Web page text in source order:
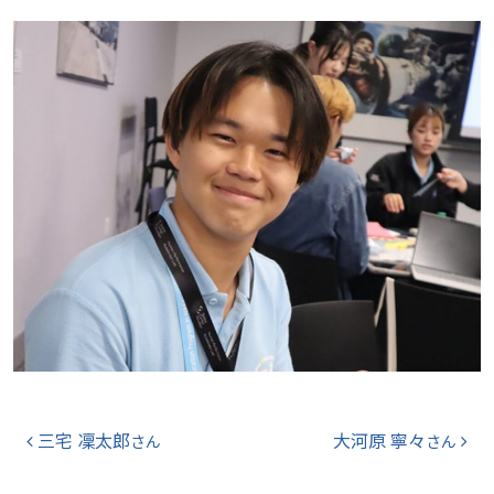
投稿ナビゲーション
三宅 凜太郎さん 大河原 寧々 さん